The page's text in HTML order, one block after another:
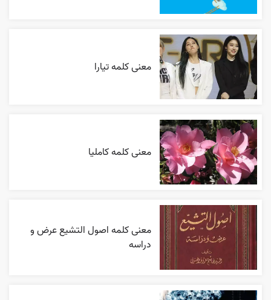
معنی کلمه تیارا
معنی کلمه کاملیا
معنی کلمه اصول التشیع عرض و
دراسه